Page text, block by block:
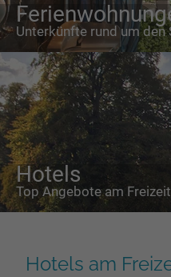
Unterkünfte rund um den
Hotels
Top Angebote am
Hotels am